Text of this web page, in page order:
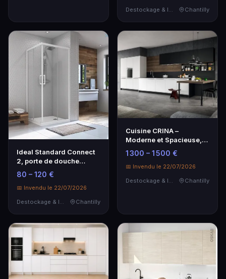
Destockage & Invendus
Chantilly
Ideal Standard Connect
2, porte de douche
coulissante, deux …
80 – 120 €
📅 Invendu le 22/07/2026
Destockage & Invendus
Chantilly
Cuisine CRINA –
Moderne et Spacieuse,
Linéaire 4,5 ml
1 300 – 1 500 €
📅 Invendu le 22/07/2026
Destockage & Invendus
Chantilly